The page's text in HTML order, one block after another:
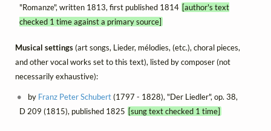
"Romanze", written 1813, first published 1814 [author's text
checked 1 time against a primary source]
Musical settings(art songs, Lieder, mélodies, (etc.), choral pieces,
and other vocal works set to this text), listed by composer (not
necessarily exhaustive):
by Franz Peter Schubert(1797 - 1828), "Der Liedler", op. 38,
D 209 (1815), published 1825 [sung text checked 1 time]